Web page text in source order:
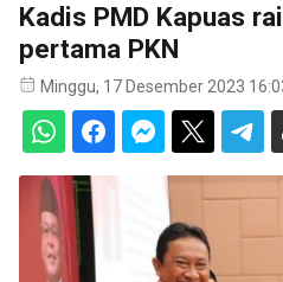
Kadis PMD Kapuas
pertama PKN
Minggu, 17 Desember 2023